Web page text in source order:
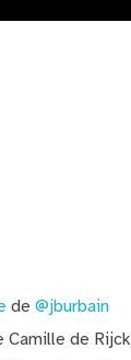
de @jburbain
Camille de Rijck